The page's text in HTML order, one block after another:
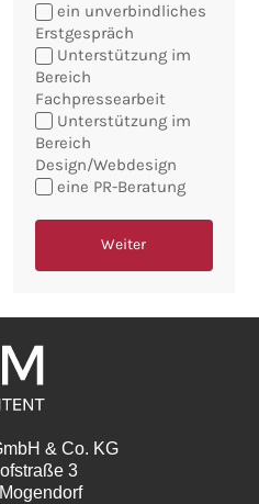
Sie
möchten:
ein unverbindliches
Erstgespräch
Unterstützung im
Bereich
Fachpressearbeit
Unterstützung im
Bereich
Design/Webdesign
eine PR-Beratung
Weiter
& Co. KG
3